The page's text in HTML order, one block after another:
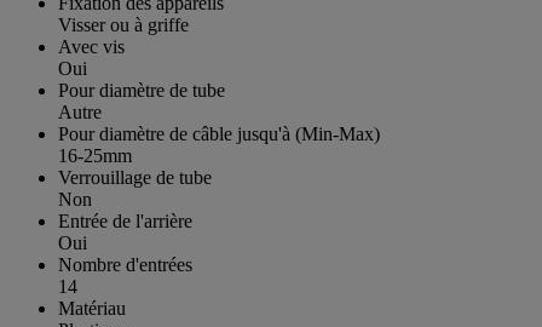
Visser ou à griffe
Avec vis
Oui
Pour diamètre de tube
Autre
Pour diamètre de câble jusqu'à (Min-Max)
16-25mm
Verrouillage de tube
Non
Entrée de l'arrière
Oui
Nombre d'entrées
14
Matériau